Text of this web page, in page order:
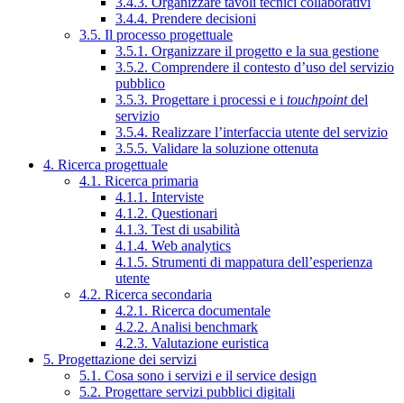
3.4.4. Prendere decisioni
3.5. Il processo progettuale
3.5.1. Organizzare il progetto e la sua gestione
3.5.2. Comprendere il contesto d’uso del servizio
pubblico
3.5.3. Progettare i processi e i touchpointdel
servizio
3.5.4. Realizzare l’interfaccia utente del servizio
3.5.5. Validare la soluzione ottenuta
4. Ricerca progettuale
4.1. Ricerca primaria
4.1.1. Interviste
4.1.2. Questionari
4.1.3. Test di usabilità
4.1.4. Web analytics
4.1.5. Strumenti di mappatura dell’esperienza
utente
4.2. Ricerca secondaria
4.2.1. Ricerca documentale
4.2.2. Analisi benchmark
4.2.3. Valutazione euristica
5. Progettazione dei servizi
5.1. Cosa sono i servizi e il service design
5.2. Progettare servizi pubblici digitali